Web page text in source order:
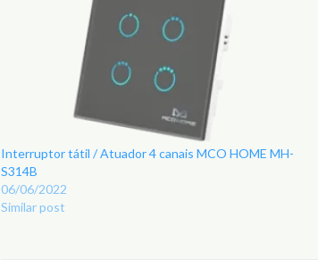
Interruptor tátil / Atuador 4 canais MCO HOME MH-
S314B
06/06/2022
Similar post